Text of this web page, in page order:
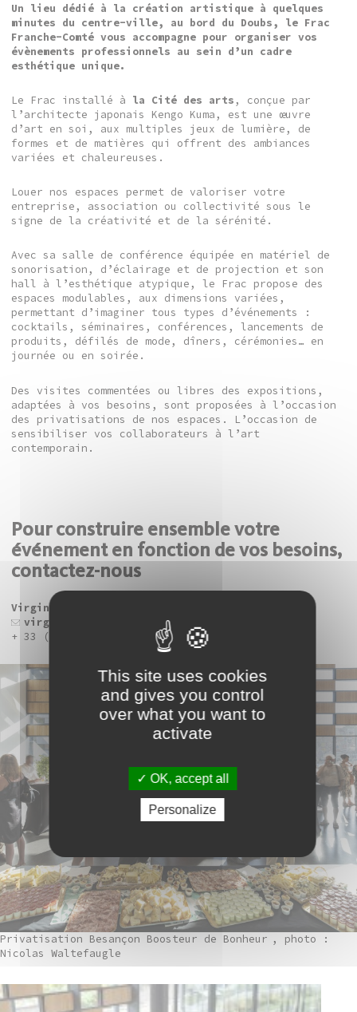
Un lieu dédié à la création artistique à quelques
minutes du centre-ville, au bord du Doubs, le Frac
Franche-Comté vous accompagne pour organiser vos
évènements professionnels au sein d’un cadre
esthétique unique.
Le Frac installé à la Cité des arts , conçue par
l’architecte japonais Kengo Kuma, est une œuvre
d’art en soi, aux multiples jeux de lumière, de
formes et de matières qui offrent des ambiances
variées et chaleureuses.
Louer nos espaces permet de valoriser votre
entreprise, association ou collectivité sous le
signe de la créativité et de la sérénité.
Avec sa salle de conférence équipée en matériel de
sonorisation, d’éclairage et de projection et son
hall à l’esthétique atypique, le Frac propose des
espaces modulables, aux dimensions variées,
permettant d’imaginer tous types d’événements :
cocktails, séminaires, conférences, lancements de
produits, défilés de mode, dîners, cérémonies… en
journée ou en soirée.
Des visites commentées ou libres des expositions,
adaptées à vos besoins, sont proposées à l’occasion
des privatisations de nos espaces. L’occasion de
sensibiliser vos collaborateurs à l’art
contemporain.
Pour construire ensemble votre
événement en fonction de vos besoins,
contactez-nous
Virginie Lemarchand, adjointe de direction
virginie.lemarchand@frac-franche-comte.fr
+ 33 (0)3 81 87 87 43
Privatisation Besançon Boosteur de Bonheur , photo :
Nicolas Waltefaugle
This site uses cookies
and gives you control
over what you want to
activate
OK, accept all
Personalize